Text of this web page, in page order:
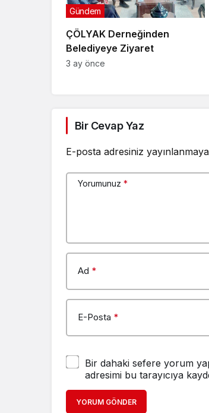
ÇÖLYAK Derneğinden
Belediyeye Ziyaret
Gündem
3 ay önce
Bir Cevap Yaz
E-posta adresiniz
Yorumunuz *
Ad *
E-Posta *
Bir dahaki sefere yorum
adresimi bu tarayıcıya
YORUM GÖNDER